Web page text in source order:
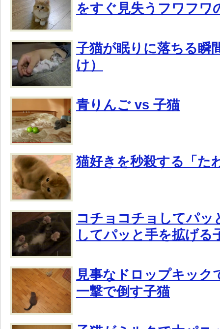
をすぐ見失うフワフワ
子猫が眠りに落ちる瞬
け）
青りんご vs 子猫
猫好きを秒殺する「た
コチョコチョしてパッ
してパッと手を拡げる
見事なドロップキック
一撃で倒す子猫